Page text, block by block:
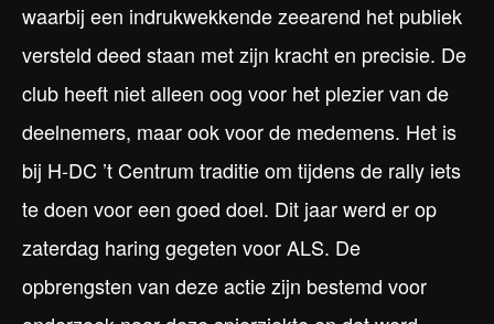
waarbij een indrukwekkende zeearend het publiek
versteld deed staan met zijn kracht en precisie. De
club heeft niet alleen oog voor het plezier van de
deelnemers, maar ook voor de medemens. Het is
bij H-DC ’t Centrum traditie om tijdens de rally iets
te doen voor een goed doel. Dit jaar werd er op
zaterdag haring gegeten voor ALS. De
opbrengsten van deze actie zijn bestemd voor